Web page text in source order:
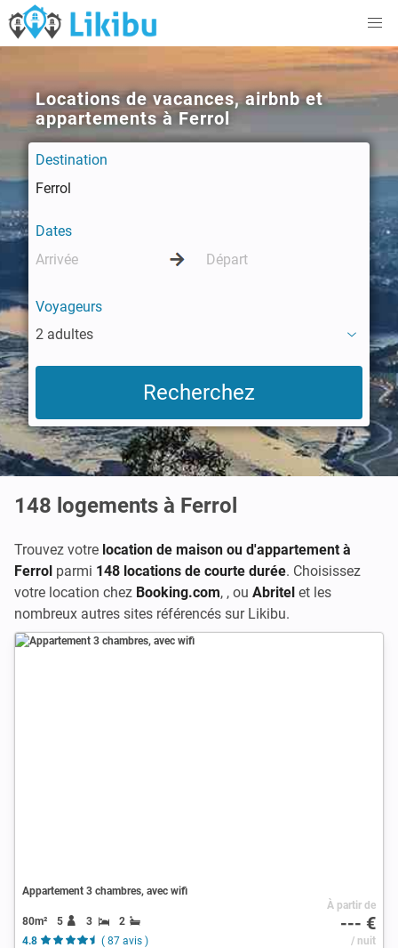
Locations de vacances, airbnb et
appartements à Ferrol
Destination
Dates
Voyageurs
2 adultes
148 logements à Ferrol
Trouvez votre location de maison ou d'appartement à
Ferrol parmi 148 locations de courte durée. Choisissez
votre location chez Booking.com, , ou Abritel et les
nombreux autres sites référencés sur Likibu.
Appartement 3 chambres, avec wifi
80m² 5 3
2
4.8
( 87 avis )
À partir de
--- €
/ nuit